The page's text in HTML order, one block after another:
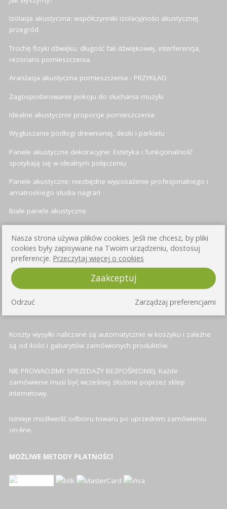
Izolacja akustyczna: współczynniki izolacyjności akustycznej
przegród
Trochę fizyki dźwięku: długość fali dźwiękowej, interferencja,
rezonans pomieszczenia.
Aranżacja akustyczna pomieszczenia - PRZYKŁAD
Zagospodarowanie pokoju do słuchania muzyki
Idealne akustycznie proporcje pomieszczenia
Wygłuszanie podłogi drewnianej, deski i parkietu
Panele akustyczne dekoracyjne: Estetyka i funkcjonalność
spotykają się w idealnym połączeniu
Panele akustyczne: niezbędne wyposażenie profesjonalnego i
amatroskiego studia nagrań
Białe panele akustyczne
INFORMACJE O WYSYŁCE
Przy każdym produkcie znajduje się informacja o czasie wysyłki -
standardowo jest to od 3 do 4 dni roboczych
Koszty wysyłki naliczane są automatycznie w koszyku i zależne
są od ilości i gabarytów zamówionych produktów.
NIE PROWADZIMY SPRZEDAŻY BEZPOŚREDNIEJ. Każde
zamówienie musi być wcześniej złożone poprzez sklep
internetowy.
Istnieje możliwość odbioru towaru po uprzednim zamówieniu
on-line.
MOŻLIWE METODY PŁATNOŚCI
Nasza strona używa plików cookies. Jeśli nie chcesz, by pliki
cookies były zapisywane na Twoim urządzeniu, dostosuj
preferencje. Przeczytaj więcej o cookies
Zaakceptuj
Zarządzaj preferencjami
Odrzuć